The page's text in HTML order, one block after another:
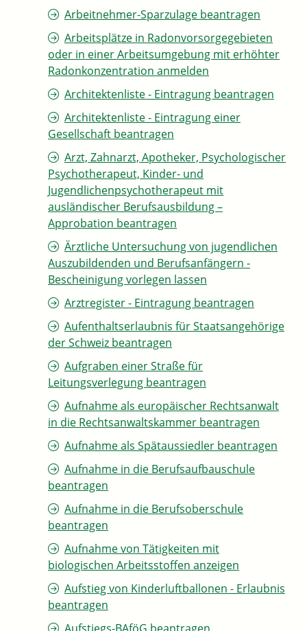
Arbeitnehmer-Sparzulage beantragen
Arbeitsplätze in Radonvorsorgegebieten
oder in einer Arbeitsumgebung mit erhöhter
Radonkonzentration anmelden
Architektenliste - Eintragung beantragen
Architektenliste - Eintragung einer
Gesellschaft beantragen
Arzt, Zahnarzt, Apotheker, Psychologischer
Psychotherapeut, Kinder- und
Jugendlichenpsychotherapeut mit
ausländischer Berufsausbildung –
Approbation beantragen
Ärztliche Untersuchung von jugendlichen
Auszubildenden und Berufsanfängern -
Bescheinigung vorlegen lassen
Arztregister - Eintragung beantragen
Aufenthaltserlaubnis für Staatsangehörige
der Schweiz beantragen
Aufgraben einer Straße für
Leitungsverlegung beantragen
Aufnahme als europäischer Rechtsanwalt
in die Rechtsanwaltskammer beantragen
Aufnahme als Spätaussiedler beantragen
Aufnahme in die Berufsaufbauschule
beantragen
Aufnahme in die Berufsoberschule
beantragen
Aufnahme von Tätigkeiten mit
biologischen Arbeitsstoffen anzeigen
Aufstieg von Kinderluftballonen - Erlaubnis
beantragen